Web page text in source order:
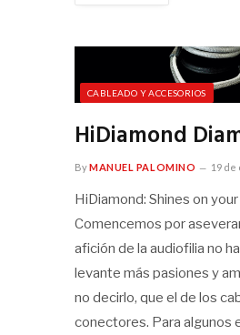
CABLEADO Y ACCESORIOS
HiDiamond
ByMANUEL PALOMINO 19 de
HiDiamond: Shines on
Comencemos por
afición de la audiofilia no
levante más pasiones y
no decirlo, que el de los
conectores. Para algunos